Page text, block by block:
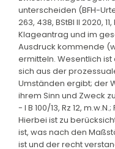
unterscheiden (BFH-
263, 438, BStBl II 2020,
Klageantrag und im
Ausdruck kommende
ermitteln. Wesentlich
sich aus der
Umständen ergibt; der
ihrem Sinn und Zweck
- I B 100/13, Rz 12,
Hierbei ist zu
ist, was nach den
ist und der recht